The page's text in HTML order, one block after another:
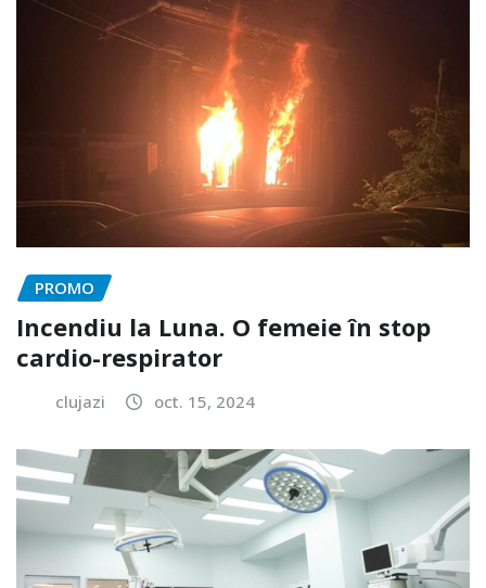
PROMO
Incendiu la Luna. O femeie în stop
cardio-respirator
clujazi oct. 15, 2024